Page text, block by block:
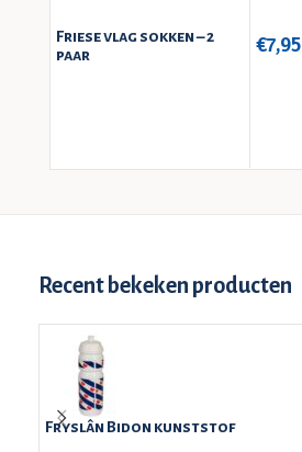
Friese vlag sokken – 2
paar
€7,95
Recent bekeken producten
Fryslân Bidon kunststof